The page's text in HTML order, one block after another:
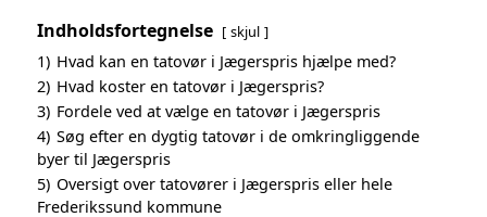
Indholdsfortegnelse skjul
1) Hvad kan en tatovør i Jægerspris hjælpe med?
2) Hvad koster en tatovør i Jægerspris?
3) Fordele ved at vælge en tatovør i Jægerspris
4) Søg efter en dygtig tatovør i de omkringliggende
byer til Jægerspris
5) Oversigt over tatovører i Jægerspris eller hele
Frederikssund kommune